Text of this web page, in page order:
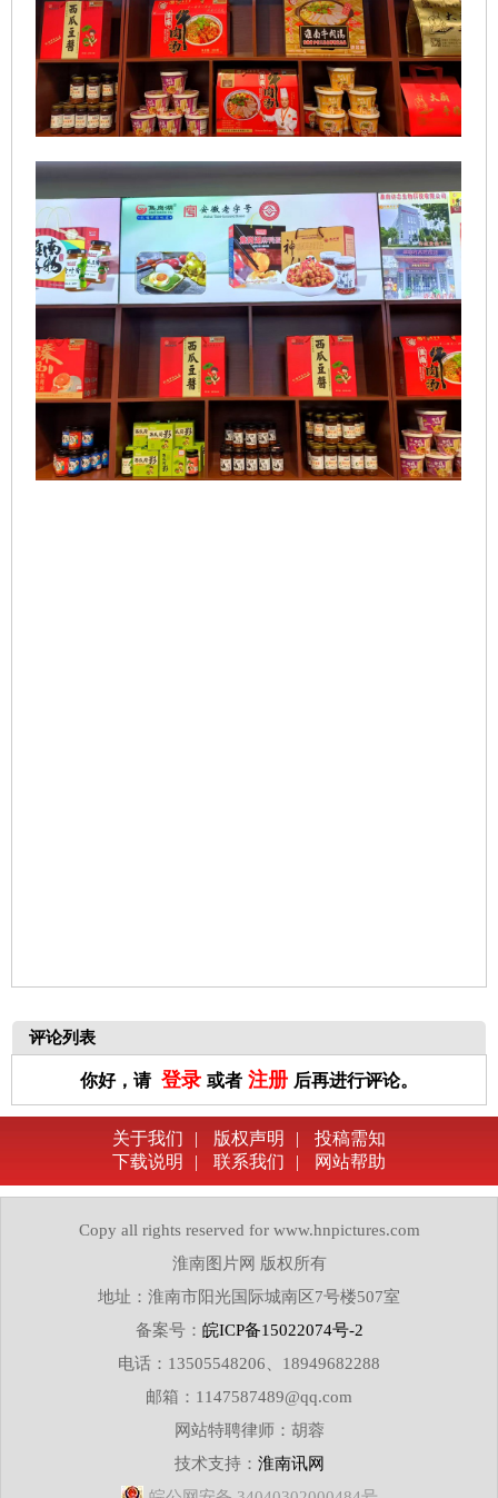
评论列表
你好，请 登录 或者 注册 后再进行评论。
关于我们 | 版权声明 |
投稿需知
下载说明
| 联系我们 | 网站帮助
Copy all rights reserved for www.hnpictures.com
淮南图片网 版权所有
地址：淮南市阳光国际城南区7号楼507室
备案号： 皖ICP备15022074号-2
电话：13505548206、18949682288
邮箱：1147587489@qq.com
网站特聘律师：胡蓉
技术支持： 淮南讯网